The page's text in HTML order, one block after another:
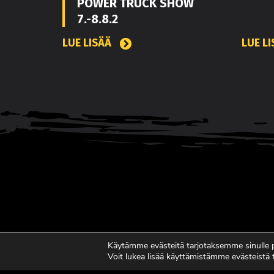
POWER TRUCK SHOW
7.-8.8.2
LUE LISÄÄ LUE
Käytämme evästeitä tarjotaksemme
Voit lukea lisää käyttämistämme